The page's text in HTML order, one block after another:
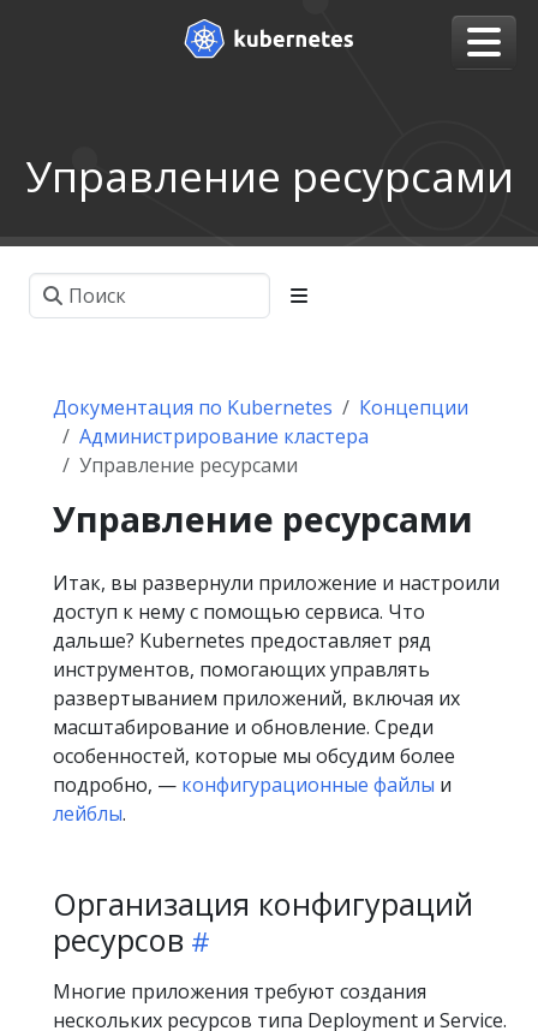
Управление ресурсами
Документация по Kubernetes
Концепции
Администрирование кластера
Управление ресурсами
Управление ресурсами
Итак, вы развернули приложение и настроили
доступ к нему с помощью сервиса. Что
дальше? Kubernetes предоставляет ряд
инструментов, помогающих управлять
развертыванием приложений, включая их
масштабирование и обновление. Среди
особенностей, которые мы обсудим более
подробно, — конфигурационные файлы и
лейблы.
Организация конфигураций
ресурсов
Многие приложения требуют создания
нескольких ресурсов типа Deployment и Service.